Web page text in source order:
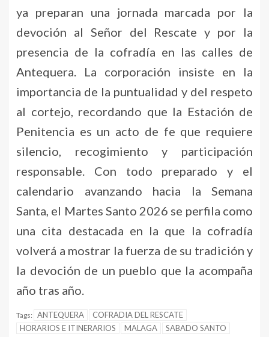
ya preparan una jornada marcada por la
devoción al Señor del Rescate y por la
presencia de la cofradía en las calles de
Antequera. La corporación insiste en la
importancia de la puntualidad y del respeto
al cortejo, recordando que la Estación de
Penitencia es un acto de fe que requiere
silencio, recogimiento y participación
responsable. Con todo preparado y el
calendario avanzando hacia la Semana
Santa, el Martes Santo 2026 se perfila como
una cita destacada en la que la cofradía
volverá a mostrar la fuerza de su tradición y
la devoción de un pueblo que la acompaña
año tras año.
Tags: ANTEQUERA
COFRADIA DEL RESCATE
HORARIOS E ITINERARIOS
MALAGA SABADO SANTO